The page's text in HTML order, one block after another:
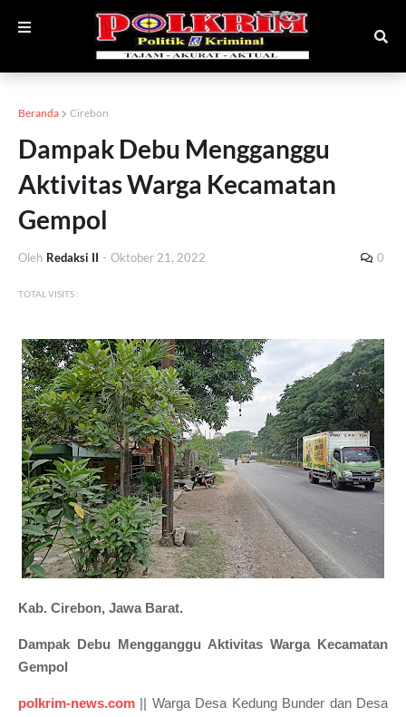
Beranda Cirebon
Dampak Debu Mengganggu
Aktivitas Warga Kecamatan
Gempol
Oleh Redaksi II - Oktober 21, 2022 0
TOTAL VISITS :
Kab. Cirebon, Jawa Barat.
Dampak Debu Mengganggu Aktivitas Warga Kecamatan
Gempol
polkrim-news.com || Warga Desa Kedung Bunder dan Desa